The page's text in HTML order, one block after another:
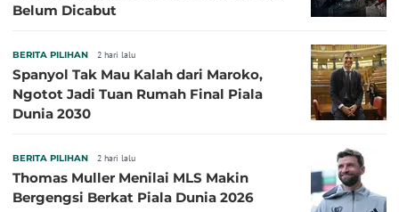
Belum Dicabut
BERITA PILIHAN 2 hari lalu
Spanyol Tak Mau Kalah dari Maroko,
Ngotot Jadi Tuan Rumah Final Piala
Dunia 2030
BERITA PILIHAN 2 hari lalu
Thomas Muller Menilai MLS Makin
Bergengsi Berkat Piala Dunia 2026